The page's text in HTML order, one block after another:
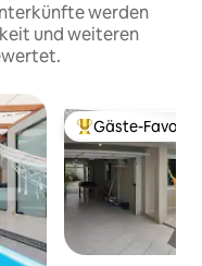
werden
und weiteren
Beliebter Gäste-
Gäste-Favorit